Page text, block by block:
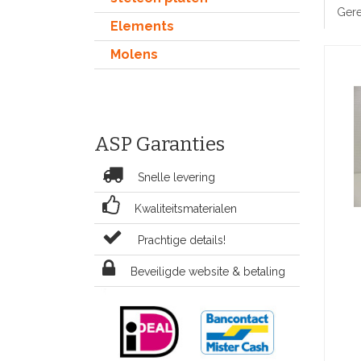
Elements
Molens
ASP Garanties
Snelle levering
Kwaliteitsmaterialen
Prachtige details!
Beveiligde website & betaling
Met